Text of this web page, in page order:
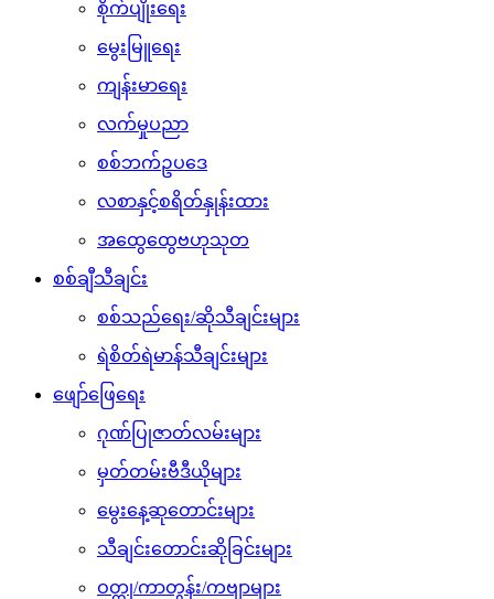
စိုက်ပျိုးရေး
မွေးမြူရေး
ကျန်းမာရေး
လက်မှုပညာ
စစ်ဘက်ဥပဒေ
လစာနှင့်စရိတ်နှုန်းထား
အထွေထွေဗဟုသုတ
စစ်ချီသီချင်း
စစ်သည်ရေး/ဆိုသီချင်းများ
ရဲစိတ်ရဲမာန်သီချင်းများ
ဖျော်ဖြေရေး
ဂုဏ်ပြုဇာတ်လမ်းများ
မှတ်တမ်းဗီဒီယိုများ
မွေးနေ့ဆုတောင်းများ
သီချင်းတောင်းဆိုခြင်းများ
ဝတ္ထု/ကာတွန်း/ကဗျာများ